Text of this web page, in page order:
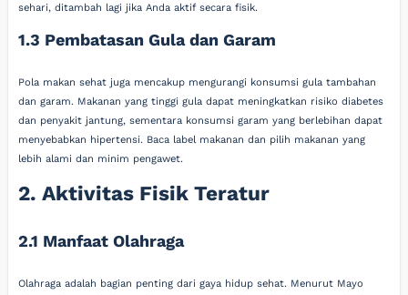
sehari, ditambah lagi jika Anda aktif secara fisik.
1.3 Pembatasan Gula dan Garam
Pola makan sehat juga mencakup mengurangi konsumsi gula tambahan
dan garam. Makanan yang tinggi gula dapat meningkatkan risiko diabetes
dan penyakit jantung, sementara konsumsi garam yang berlebihan dapat
menyebabkan hipertensi. Baca label makanan dan pilih makanan yang
lebih alami dan minim pengawet.
2. Aktivitas Fisik Teratur
2.1 Manfaat Olahraga
Olahraga adalah bagian penting dari gaya hidup sehat. Menurut Mayo